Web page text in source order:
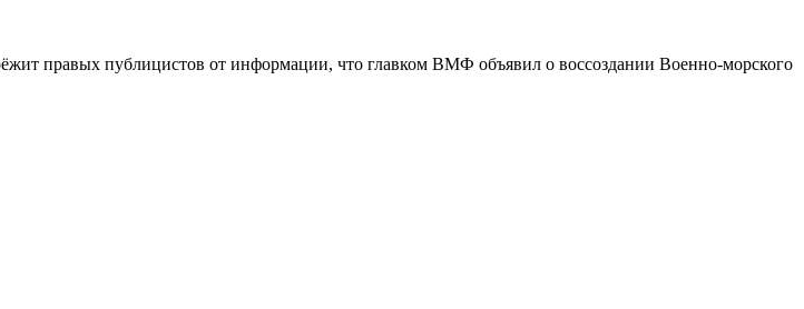
правых публицистов от информации, что главком ВМФ объявил о воссоздании Военно-морского